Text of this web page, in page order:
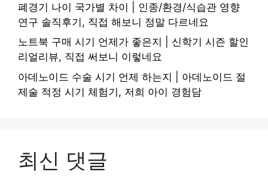
폐경기 나이 국가별 차이 | 인종/환경/식습관 영향
연구 솔직후기, 직접 해보니 정말 다르네요
노트북 구매 시기 언제가 좋은지 | 신학기 시즌 할인
리얼리뷰, 직접 써보니 이렇네요
아데노이드 수술 시기 언제 하는지 | 아데노이드 절
제술 적정 시기 체험기, 저희 아이 경험담
최신 댓글